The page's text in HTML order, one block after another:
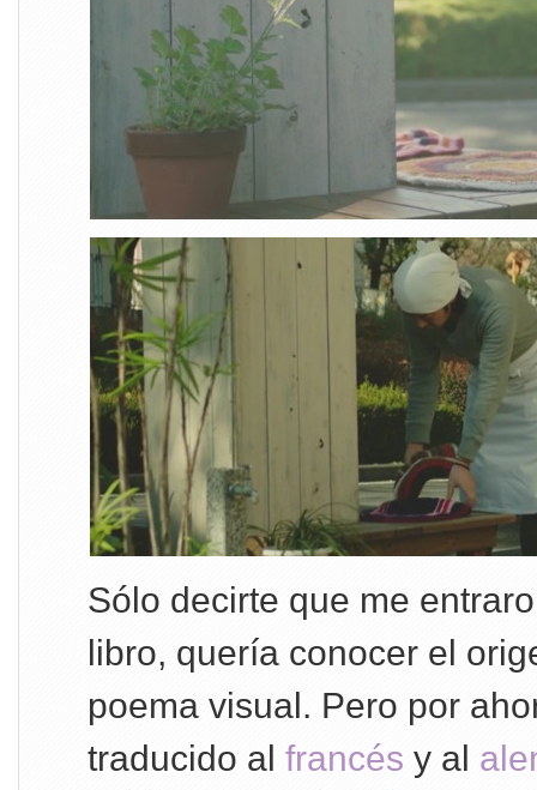
Sólo decirte que me
libro, quería conocer el
poema visual. Pero por
traducido al francés y al